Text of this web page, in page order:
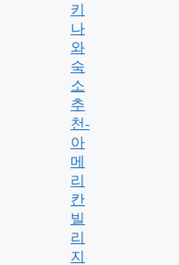
키
나
와
숙
소
추
천-
아
메
리
칸
빌
리
지